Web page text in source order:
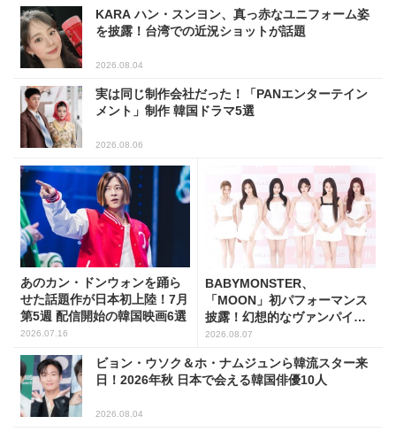
KARA ハン・スンヨン、真っ赤なユニフォーム姿
を披露！台湾での近況ショットが話題
2026.08.04
実は同じ制作会社だった！「PANエンターテイン
メント」制作 韓国ドラマ5選
2026.08.06
あのカン・ドンウォンを踊ら
せた話題作が日本初上陸！7月
第5週 配信開始の韓国映画6選
2026.07.16
BABYMONSTER、
「MOON」初パフォーマンス
披露！幻想的なヴァンパイア
の世界観を表現
2026.08.07
ビョン・ウソク＆ホ・ナムジュンら韓流スター来
日！2026年秋 日本で会える韓国俳優10人
2026.08.04